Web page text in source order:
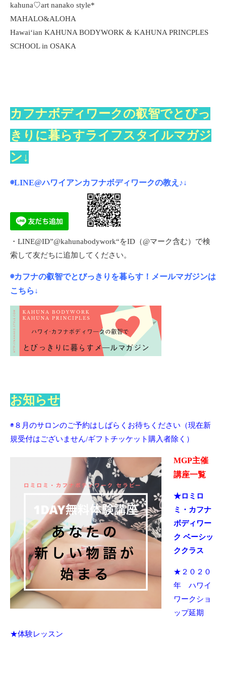
kahuna♡art nanako style*
MAHALO&ALOHA
Hawaiʻian KAHUNA BODYWORK & KAHUNA PRINCPLES
SCHOOL in OSAKA
カフナボディワークの叡智でとびっ
きりに暮らすライフスタイルマガジ
ン↓
◉LINE@ハワイアンカフナボディワークの教え♪↓
・LINE@ID”@kahunabodywork“をID（@マーク含む）で検
索して友だちに追加してください。
◉カフナの叡智でとびっきりを暮らす！メールマガジンは
こちら↓
お知らせ
◉８月のサロンのご予約はしばらくお待ちください （現在新
規受付はございません/ギフトチッケット購入者除く）
MGP主催
講座一覧
★ロミロ
ミ・カフナ
ボディワー
ク ベーシッ
ククラス
★２０２０
年 ハワイ
ワークショ
ップ延期
★体験レッスン